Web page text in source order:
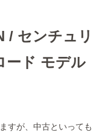
/ センチュリ
ード モデル
すが、中古といっても